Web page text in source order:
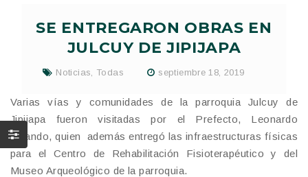
SE ENTREGARON OBRAS EN
JULCUY DE JIPIJAPA
Noticias Todas septiembre 18, 2019
Varias vías y comunidades de la parroquia Julcuy de
Jipijapa fueron visitadas por el Prefecto, Leonardo
Orlando, quien además entregó las infraestructuras físicas
para el Centro de Rehabilitación Fisioterapéutico y del
Museo Arqueológico de la parroquia.